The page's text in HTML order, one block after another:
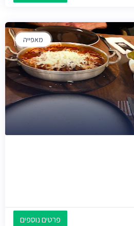
מאפייה
פרטים נוספים